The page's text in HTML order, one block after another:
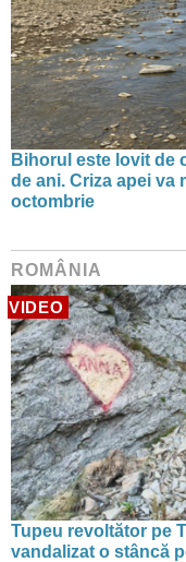
Bihorul este lovit de
de ani. Criza apei va
octombrie
ROMÂNIA
VIDEO
Tupeu revoltător pe
vandalizat o stâncă